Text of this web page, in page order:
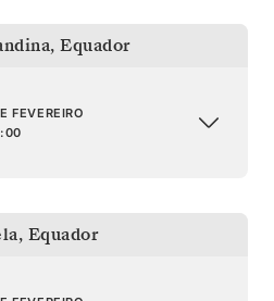
, Equador
FEVEREIRO
, Equador